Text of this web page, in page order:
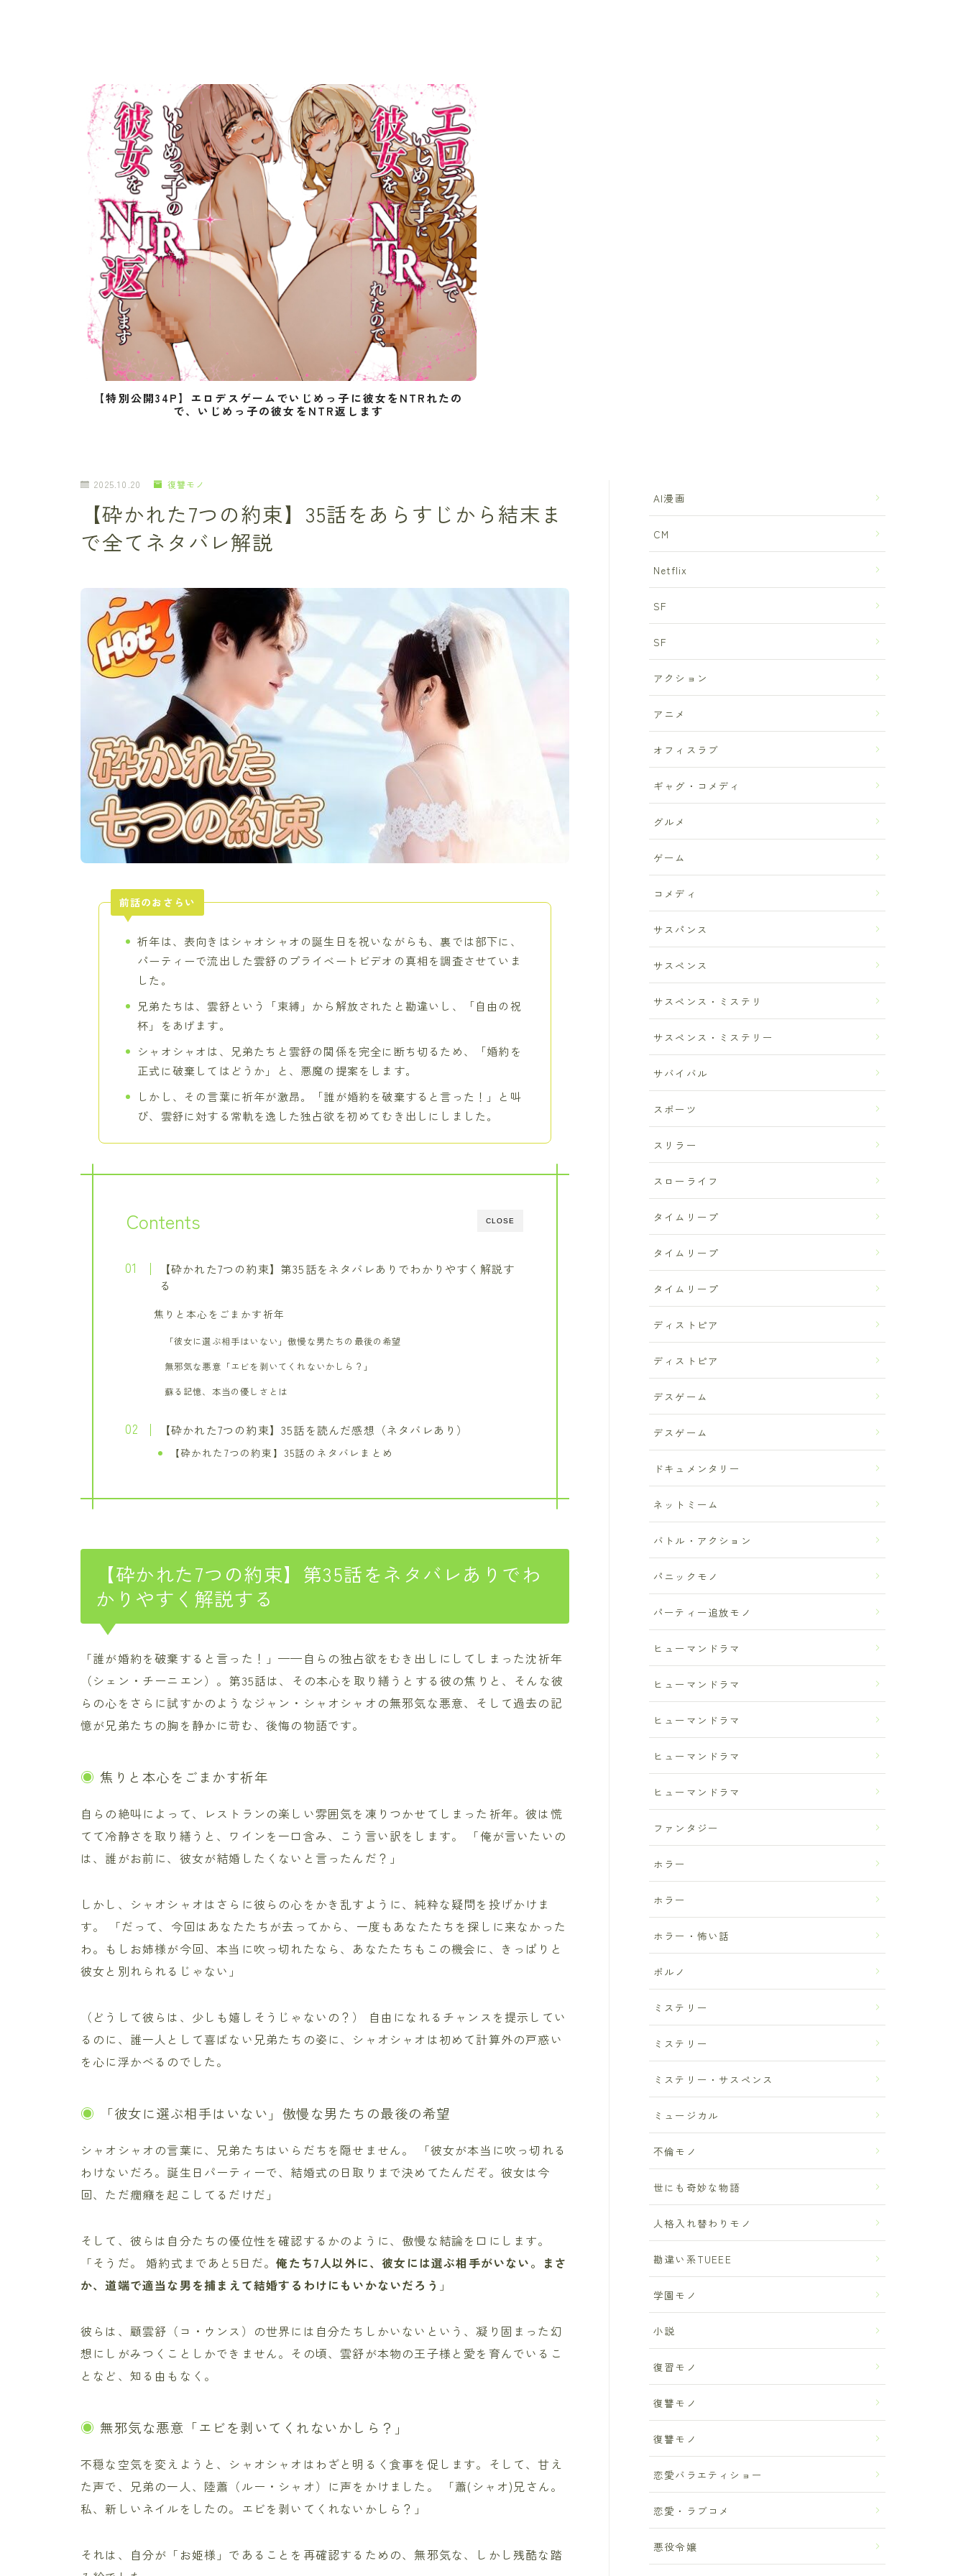
【特別公開34P】エロデスゲームでいじめっ子に彼女をNTRれたの
で、いじめっ子の彼女をNTR返します
2025.10.20 復讐モノ
【砕かれた7つの約束】35話をあらすじから結末ま
で全てネタバレ解説
前話のおさらい
祈年は、表向きはシャオシャオの誕生日を祝いながらも、裏では部下に、
パーティーで流出した雲舒のプライベートビデオの真相を調査させていま
した。
兄弟たちは、雲舒という「束縛」から解放されたと勘違いし、「自由の祝
杯」をあげます。
シャオシャオは、兄弟たちと雲舒の関係を完全に断ち切るため、「婚約を
正式に破棄してはどうか」と、悪魔の提案をします。
しかし、その言葉に祈年が激昂。「誰が婚約を破棄すると言った！」と叫
び、雲舒に対する常軌を逸した独占欲を初めてむき出しにしました。
CLOSE
Contents
【砕かれた7つの約束】第35話をネタバレありでわかりやすく解説す
る
焦りと本心をごまかす祈年
「彼女に選ぶ相手はいない」傲慢な男たちの最後の希望
無邪気な悪意「エビを剥いてくれないかしら？」
蘇る記憶、本当の優しさとは
【砕かれた7つの約束】35話を読んだ感想（ネタバレあり）
【砕かれた7つの約束】35話のネタバレまとめ
【砕かれた7つの約束】第35話をネタバレありでわ
かりやすく解説する
「誰が婚約を破棄すると言った！」——自らの独占欲をむき出しにしてしまった沈祈年
（シェン・チーニエン）。第35話は、その本心を取り繕うとする彼の焦りと、そんな彼
らの心をさらに試すかのようなジャン・シャオシャオの無邪気な悪意、そして過去の記
憶が兄弟たちの胸を静かに苛む、後悔の物語です。
焦りと本心をごまかす祈年
自らの絶叫によって、レストランの楽しい雰囲気を凍りつかせてしまった祈年。彼は慌
てて冷静さを取り繕うと、ワインを一口含み、こう言い訳をします。 「俺が言いたいの
は、誰がお前に、彼女が結婚したくないと言ったんだ？」
しかし、シャオシャオはさらに彼らの心をかき乱すように、純粋な疑問を投げかけま
す。 「だって、今回はあなたたちが去ってから、一度もあなたたちを探しに来なかった
わ。もしお姉様が今回、本当に吹っ切れたなら、あなたたちもこの機会に、きっぱりと
彼女と別れられるじゃない」
（どうして彼らは、少しも嬉しそうじゃないの？） 自由になれるチャンスを提示してい
るのに、誰一人として喜ばない兄弟たちの姿に、シャオシャオは初めて計算外の戸惑い
を心に浮かべるのでした。
「彼女に選ぶ相手はいない」傲慢な男たちの最後の希望
シャオシャオの言葉に、兄弟たちはいらだちを隠せません。 「彼女が本当に吹っ切れる
わけないだろ。誕生日パーティーで、結婚式の日取りまで決めてたんだぞ。彼女は今
回、ただ癇癪を起こしてるだけだ」
そして、彼らは自分たちの優位性を確認するかのように、傲慢な結論を口にします。
「そうだ。 婚約式まであと5日だ。俺たち7人以外に、彼女には選ぶ相手がいない。まさ
か、道端で適当な男を捕まえて結婚するわけにもいかないだろう 」
彼らは、顧雲舒（コ・ウンス）の世界には自分たちしかいないという、凝り固まった幻
想にしがみつくことしかできません。その頃、雲舒が本物の王子様と愛を育んでいるこ
となど、知る由もなく。
無邪気な悪意「エビを剥いてくれないかしら？」
不穏な空気を変えようと、シャオシャオはわざと明るく食事を促します。そして、甘え
た声で、兄弟の一人、陸蕭（ルー・シャオ）に声をかけました。 「蕭(シャオ)兄さん。
私、新しいネイルをしたの。エビを剥いてくれないかしら？」
それは、自分が「お姫様」であることを再確認するための、無邪気な、しかし残酷な踏
AI漫画
CM
Netflix
SF
SF
アクション
アニメ
オフィスラブ
ギャグ・コメディ
グルメ
ゲーム
コメディ
サスパンス
サスペンス
サスペンス・ミステリ
サスペンス・ミステリー
サバイバル
スポーツ
スリラー
スローライフ
タイムリープ
タイムリープ
タイムリープ
ディストピア
ディストピア
デスゲーム
デスゲーム
ドキュメンタリー
ネットミーム
バトル・アクション
パニックモノ
パーティー追放モノ
ヒューマンドラマ
ヒューマンドラマ
ヒューマンドラマ
ヒューマンドラマ
ヒューマンドラマ
ファンタジー
ホラー
ホラー
ホラー・怖い話
ポルノ
ミステリー
ミステリー
ミステリー・サスペンス
ミュージカル
不倫モノ
世にも奇妙な物語
人格入れ替わりモノ
勘違い系TUEEE
学園モノ
小説
復習モノ
復讐モノ
復讐モノ
恋愛バラエティショー
恋愛・ラブコメ
悪役令嬢